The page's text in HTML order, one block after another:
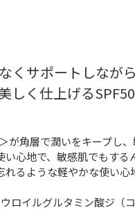
くサポートしながら
しく仕上げる
が角層で潤いをキープし
心地で、敏感肌でもす
るような軽やかな使い
ロイルグルタミン酸ジ（